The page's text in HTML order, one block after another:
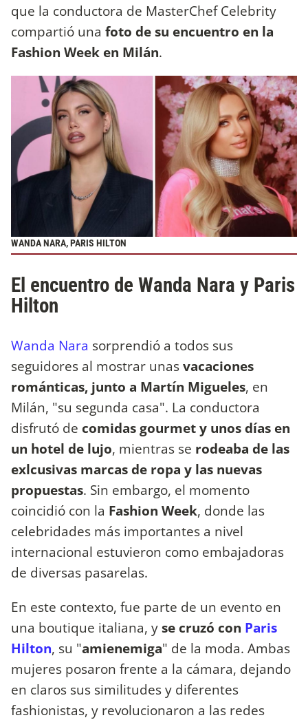
que la conductora de MasterChef Celebrity
compartió una foto de su encuentro en la
Fashion Week en Milán.
WANDA NARA, PARIS HILTON
El encuentro de Wanda Nara y Paris
Hilton
Wanda Nara sorprendió a todos sus
seguidores al mostrar unasvacaciones
románticas, junto a Martín Migueles, en
Milán, "su segunda casa". La conductora
disfrutó de comidas gourmet y unos días en
un hotel de lujo, mientras se rodeaba de las
exlcusivas marcas de ropa y las nuevas
propuestas. Sin embargo, el momento
coincidió con la Fashion Week, donde las
celebridades más importantes a nivel
internacional estuvieron como embajadoras
de diversas pasarelas.
En este contexto, fue parte de un evento en
una boutique italiana, yse cruzó con Paris
Hilton, su "amienemiga" de la moda. Ambas
mujeres posaron frente a la cámara, dejando
en claros sus similitudes y diferentes
fashionistas, y revolucionaron a las redes